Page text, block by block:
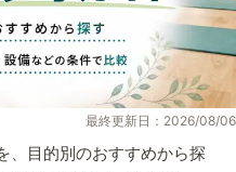
最終更新日：2026/08/06
、目的別のおすすめから探